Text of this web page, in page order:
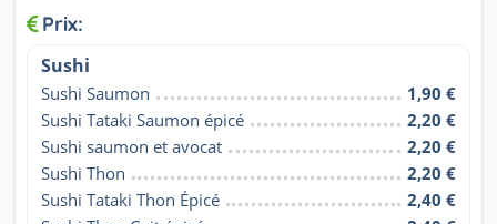
Prix:
Sushi
Sushi Saumon
1,90 €
Sushi Tataki Saumon épicé
2,20 €
Sushi saumon et avocat
2,20 €
Sushi Thon
2,20 €
Sushi Tataki Thon Épicé
2,40 €